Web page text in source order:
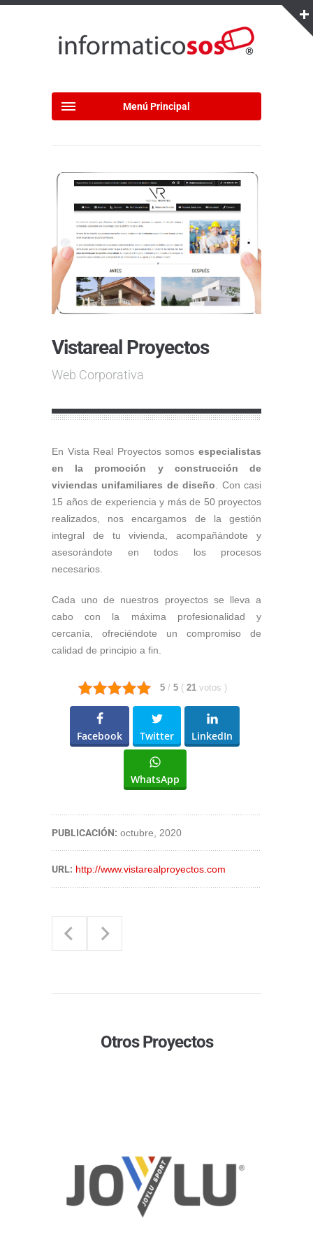
Menú Principal
Vistareal Proyectos
Web Corporativa
En Vista Real Proyectos somos especialistas
en la promoción y construcción de
viviendas unifamiliares de diseño . Con casi
15 años de experiencia y más de 50 proyectos
realizados, nos encargamos de la gestión
integral de tu vivienda, acompañándote y
asesorándote en todos los procesos
necesarios.
Cada uno de nuestros proyectos se lleva a
cabo con la máxima profesionalidad y
cercanía, ofreciéndote un compromiso de
calidad de principio a fin.
5 / 5 ( 21 votos )
Facebook Twitter LinkedIn
WhatsApp
PUBLICACIÓN: octubre, 2020
URL: http://www.vistarealproyectos.com
Otros Proyectos